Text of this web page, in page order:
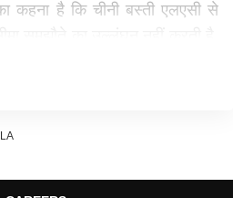
कहना है कि चीनी बस्ती एलएसी से
को अपने सैनिकों को पहले से तैनात